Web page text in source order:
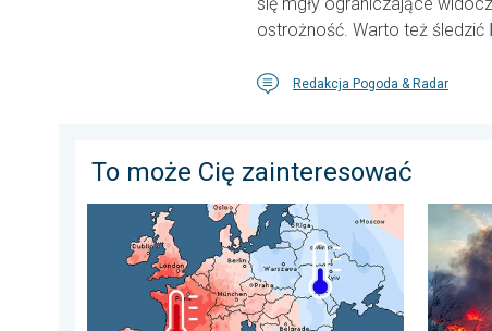
się mgły ograniczające
ostrożność. Warto też śledzić
Redakcja Pogoda & Radar
To może Cię zainteresować
Lipiec pełen pogodowych kontrastów.